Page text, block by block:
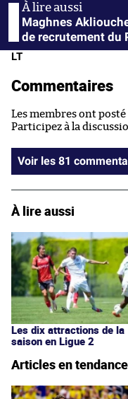
Maghnes
de recrutement du
LT
Commentaires
Les membres ont
Participez à la
Voir les 81
À lire aussi
Les dix attractions de la
saison en Ligue 2
Articles en